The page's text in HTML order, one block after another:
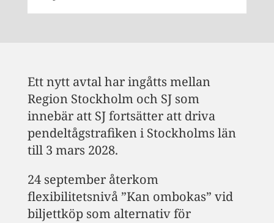
Ett nytt avtal har ingåtts mellan
Region Stockholm och SJ som
innebär att SJ fortsätter att driva
pendeltågstrafiken i Stockholms län
till 3 mars 2028.
24 september återkom
flexibilitetsnivå ”Kan ombokas” vid
biljettköp som alternativ för